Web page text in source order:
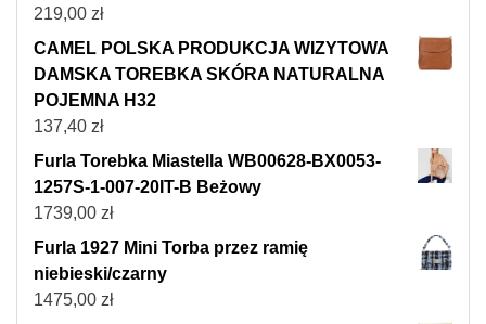
219,00 zł
CAMEL POLSKA PRODUKCJA WIZYTOWA
DAMSKA TOREBKA SKÓRA NATURALNA
POJEMNA H32
137,40 zł
Furla Torebka Miastella WB00628-BX0053-
1257S-1-007-20IT-B Beżowy
1739,00 zł
Furla 1927 Mini Torba przez ramię
niebieski/czarny
1475,00 zł